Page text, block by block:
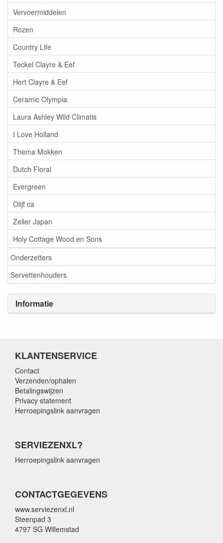
Vervoermiddelen
Rozen
Country Life
Teckel Clayre & Eef
Hert Clayre & Eef
Ceramic Olympia
Laura Ashley Wild Climatis
I Love Holland
Thema Mokken
Dutch Floral
Evergreen
Olijf ca
Zeller Japan
Holy Cottage Wood en Sons
Onderzetters
Servettenhouders
Informatie
KLANTENSERVICE
Contact
Verzenden/ophalen
Betalingswijzen
Privacy statement
Herroepingslink aanvragen
SERVIEZENXL?
Herroepingslink aanvragen
CONTACTGEGEVENS
www.serviezenxl.nl
Steenpad 3
4797 SG Willemstad